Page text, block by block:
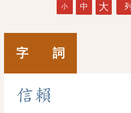
小 中 大
字 詞
信賴